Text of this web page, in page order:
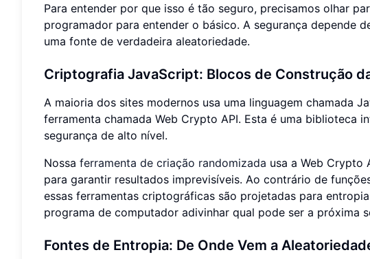
Para entender por que isso é tão seguro, precisamos olhar
programador para entender o básico. A segurança depende
uma fonte de verdadeira aleatoriedade.
Criptografia JavaScript: Blocos de Construção
A maioria dos sites modernos usa uma linguagem chamada
ferramenta chamada Web Crypto API. Esta é uma biblioteca
segurança de alto nível.
Nossa ferramenta de criação randomizada usa a Web Crypto
para garantir resultados imprevisíveis. Ao contrário de
essas ferramentas criptográficas são projetadas para
programa de computador adivinhar qual pode ser a próxima
Fontes de Entropia: De Onde Vem a